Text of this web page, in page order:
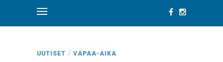
UUTISET / VAPAA-AIKA